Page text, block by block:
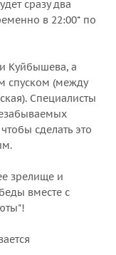
сразу два
в 22:00* по
Куйбышева, а
спуском (между
Специалисты
сделать это
зрелище и
вместе с